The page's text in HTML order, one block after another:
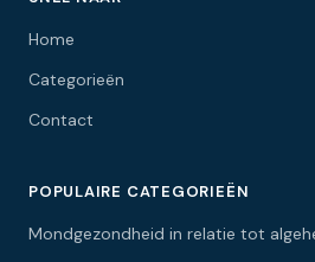
Home
Categorieën
Contact
POPULAIRE CATEGORIEËN
Mondgezondheid in relatie tot